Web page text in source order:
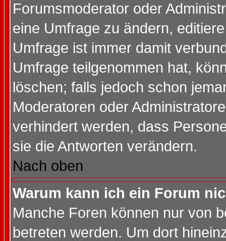
Forumsmoderator oder
eine Umfrage zu ändern,
Umfrage ist immer damit
Umfrage teilgenommen hat,
löschen; falls jedoch schon
Moderatoren oder
verhindert werden, dass
sie die Antworten verändern.
Nach oben
Warum kann ich ein Forum
Manche Foren können nur von
betreten werden. Um dort